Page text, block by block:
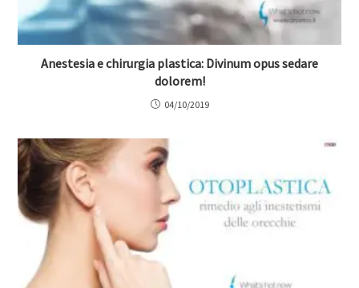
Anestesia e chirurgia plastica: Divinum opus sedare
dolorem!
04/10/2019